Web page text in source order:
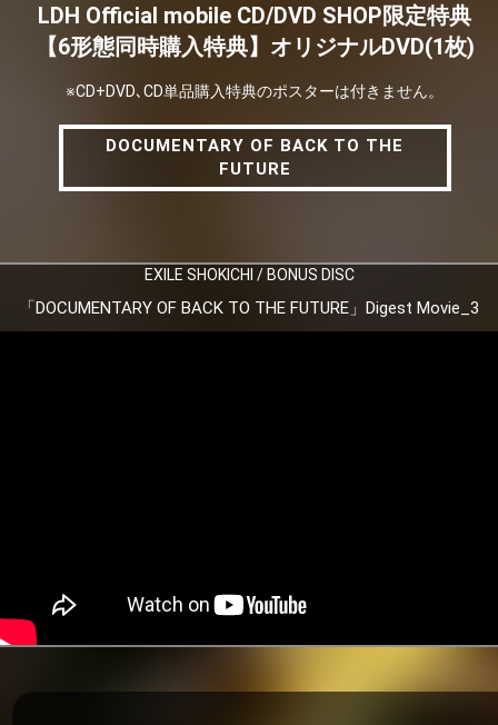
LDH Official mobile CD/DVD SHOP限定特典
【6形態同時購入特典】オリジナルDVD(1枚)
※CD+DVD､CD単品購入特典のポスターは付きません。
FUTURE
DOCUMENTARY OF BACK TO THE
FUTURE
EXILE SHOKICHI / BONUS DISC
「DOCUMENTARY OF BACK TO THE FUTURE」Digest Movie_3